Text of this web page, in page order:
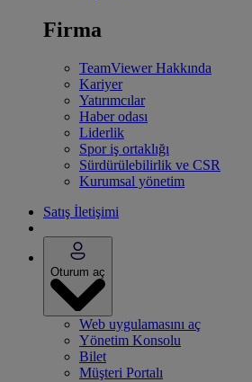
Firma
TeamViewer Hakkında
Kariyer
Yatırımcılar
Haber odası
Liderlik
Spor iş ortaklığı
Sürdürülebilirlik ve CSR
Kurumsal yönetim
Satış İletişimi
Oturum aç
Web uygulamasını aç
Yönetim Konsolu
Bilet
Müşteri Portalı